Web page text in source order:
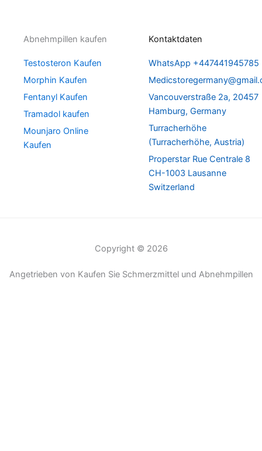
Abnehmpillen kaufen
Testosteron Kaufen
Morphin Kaufen
Fentanyl Kaufen
Tramadol kaufen
Mounjaro Online
Kaufen
Kontaktdaten
WhatsApp +447441945785
Vancouverstraße 2a, 20457
Hamburg, Germany
Turracherhöhe
(Turracherhöhe, Austria)
Properstar Rue Centrale 8
CH-1003 Lausanne
Switzerland
Copyright © 2026
Angetrieben von Kaufen Sie Schmerzmittel und Abnehmpillen